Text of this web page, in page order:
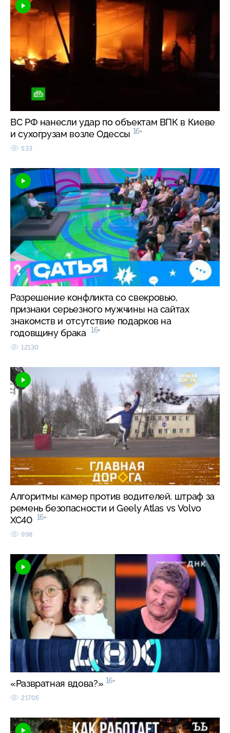
ВС РФ нанесли удар по объектам ВПК в Киеве
и сухогрузам возле Одессы 16+
533
Разрешение конфликта со свекровью,
признаки серьезного мужчины на сайтах
знакомств и отсутствие подарков на
годовщину брака
16+
12130
Алгоритмы камер против водителей, штраф за
ремень безопасности и Geely Atlas vs Volvo
XC40 16+
998
«Развратная вдова?» 16+
21705